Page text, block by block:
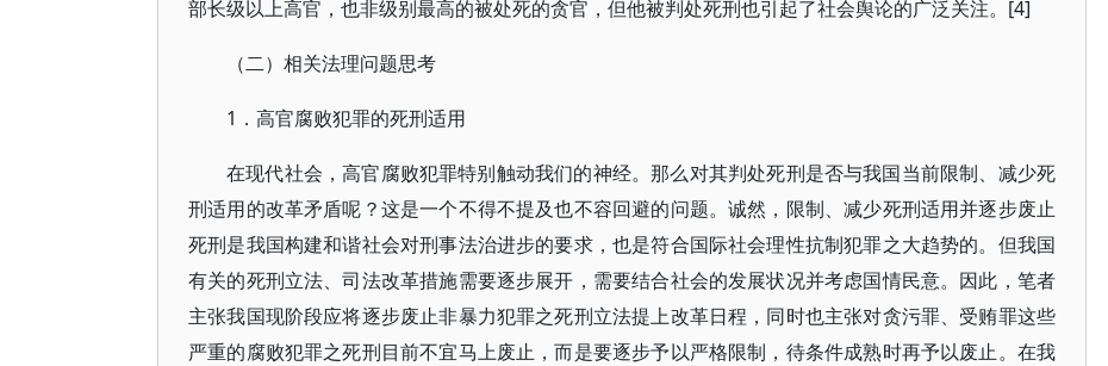
部长级以上高官，也非级别最高的被处死的贪官，但他被判处死刑也引起了社会舆论的广泛关注。[4]
（二）相关法理问题思考
1．高官腐败犯罪的死刑适用
在现代社会，高官腐败犯罪特别触动我们的神经。那么对其判处死刑是否与我国当前限制、减少死
刑适用的改革矛盾呢？这是一个不得不提及也不容回避的问题。诚然，限制、减少死刑适用并逐步废止
死刑是我国构建和谐社会对刑事法治进步的要求，也是符合国际社会理性抗制犯罪之大趋势的。但我国
有关的死刑立法、司法改革措施需要逐步展开，需要结合社会的发展状况并考虑国情民意。因此，笔者
主张我国现阶段应将逐步废止非暴力犯罪之死刑立法提上改革日程，同时也主张对贪污罪、受贿罪这些
严重的腐败犯罪之死刑目前不宜马上废止，而是要逐步予以严格限制，待条件成熟时再予以废止。在我